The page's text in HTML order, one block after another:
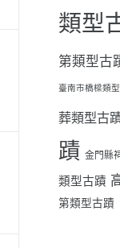
類型
第類型古
臺南市橋樑類
葬類型古
蹟 金門縣
類型古蹟
第類型古蹟